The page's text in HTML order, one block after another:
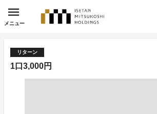
メニュー
リターン
1口3,000円